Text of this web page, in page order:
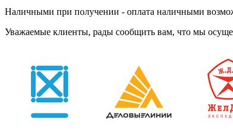
Наличными при получении - оплата наличными
Уважаемые клиенты, рады сообщить вам, что мы